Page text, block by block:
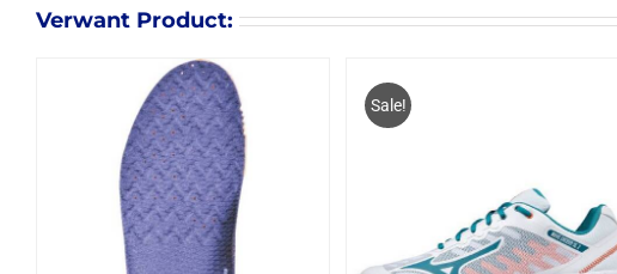
Verwant Product:
Sale!